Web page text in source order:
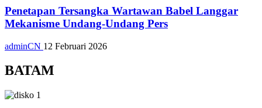
Penetapan Tersangka Wartawan Babel Langgar
Mekanisme Undang-Undang Pers
adminCN 12 Februari 2026
BATAM